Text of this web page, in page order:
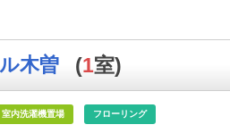
木曽 (1室)
室内洗濯機置場 フローリング